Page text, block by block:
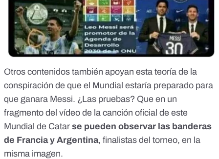
Otros contenidos también apoyan esta teoría de la
conspiración de que el Mundial estaría preparado para
que ganara Messi. ¿Las pruebas? Que en un
fragmento del vídeo de la canción oficial de este
Mundial de Catar se pueden observar las banderas
de Francia y Argentina, finalistas del torneo, en la
misma imagen.